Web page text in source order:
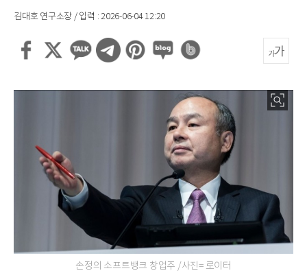
김대호 연구소장 / 입력 : 2026-06-04 12:20
손정의 소프트뱅크 창업주 /사진= 로이터